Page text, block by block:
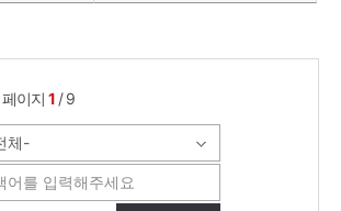
페이지1 / 9